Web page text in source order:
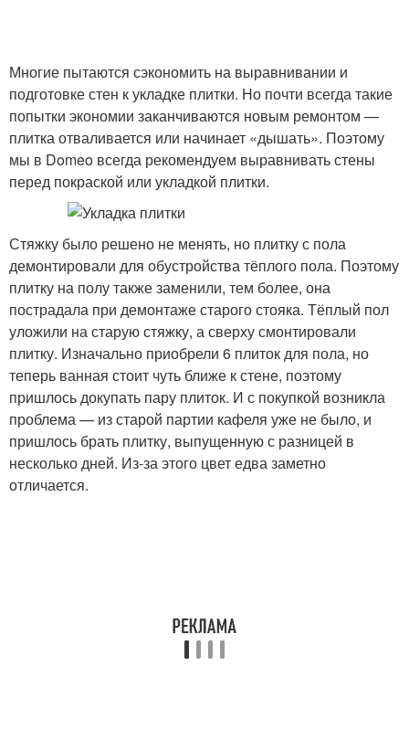
Многие пытаются сэкономить на выравнивании и
подготовке стен к укладке плитки. Но почти всегда такие
попытки экономии заканчиваются новым ремонтом —
плитка отваливается или начинает «дышать». Поэтому
мы в Domeo всегда рекомендуем выравнивать стены
перед покраской или укладкой плитки.
Стяжку было решено не менять, но плитку с пола
демонтировали для обустройства тёплого пола. Поэтому
плитку на полу также заменили, тем более, она
пострадала при демонтаже старого стояка. Тёплый пол
уложили на старую стяжку, а сверху смонтировали
плитку. Изначально приобрели 6 плиток для пола, но
теперь ванная стоит чуть ближе к стене, поэтому
пришлось докупать пару плиток. И с покупкой возникла
проблема — из старой партии кафеля уже не было, и
пришлось брать плитку, выпущенную с разницей в
несколько дней. Из-за этого цвет едва заметно
отличается.